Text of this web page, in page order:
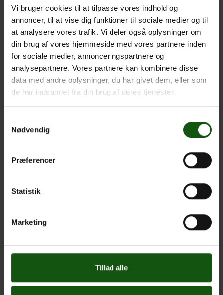
Vi bruger cookies til at tilpasse vores indhold og
annoncer, til at vise dig funktioner til sociale medier og til
at analysere vores trafik. Vi deler også oplysninger om
din brug af vores hjemmeside med vores partnere inden
for sociale medier, annonceringspartnere og
analysepartnere. Vores partnere kan kombinere disse
data med andre oplysninger, du har givet dem, eller som
de har indsamlet fra din brug af deres tjenester.
Nødvendig
Præferencer
Statistik
Marketing
Tillad alle
vandet skal lukkes kortvarigt, og der skal skæres i nogle rør,
hvilket vil larme.
Vi har derfor besluttet at lave al undervisning
virtuel fra og med onsdag den 26/1 til og med
fredag den 11/2. Det betyder også, at I ikke skal
henvende jer til skolen længere angående corona,
da særundervisningslisten afskaffes fra i morgen.
Husk stadigvæk at skrive i fraværsårsager, hvis du
ikke kan deltage i undervisningen.
Det er stadigvæk muligt at tage på ekskursion med sin
klasse og lærer eller i særlige tilfælde komme på skolen for
Studievejledningen har stadigvæk åbent, bare online.
samfundscup fysisk på skolen på fredag.
Hvis I har spørgsmål til ovenstående, kan I skrive på
post@egegym.dk
eller ringe på skolens hovednummer
Vi glæder os til at se jer på skolen igen i uge 8 forhåbentlig
uden alt for mange restriktioner.
Med venlig hilsen